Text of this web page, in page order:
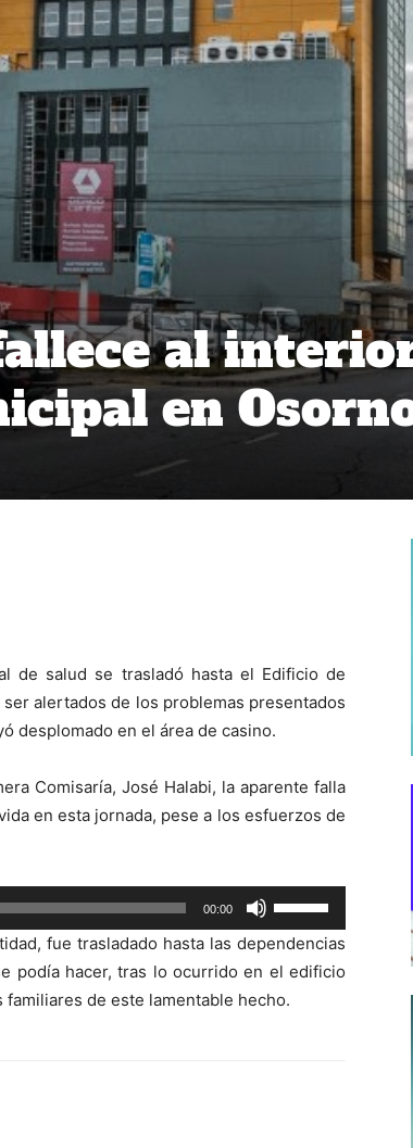
al
en
de salud se trasladó hasta el Edificio de
alertados de los problemas presentados
desplomado en el área de casino.
Comisaría, José Halabi, la aparente falla
en esta jornada, pese a los esfuerzos de
00:00
las
teclas
de
flecha
fue trasladado hasta las dependencias
podía hacer, tras lo ocurrido en el edificio
de este lamentable hecho.